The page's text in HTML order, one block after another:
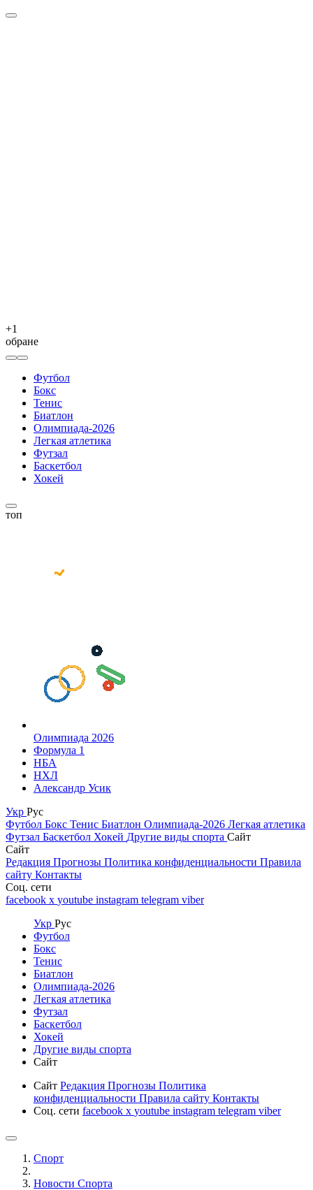
+1
обране
Футбол
Бокс
Тенис
Биатлон
Олимпиада-2026
Легкая атлетика
Футзал
Баскетбол
Хокей
топ
Олимпиада 2026
Формула 1
НБА
НХЛ
Александр Усик
Укр Рус
Футбол Бокс Тенис Биатлон Олимпиада-2026 Легкая атлетика
Футзал Баскетбол Хокей Другие виды спорта Сайт
Сайт
Редакция Прогнозы Политика конфиденциальности Правила
сайту Контакты
Соц. сети
facebook x youtube instagram telegram viber
Укр Рус
Футбол
Бокс
Тенис
Биатлон
Олимпиада-2026
Легкая атлетика
Футзал
Баскетбол
Хокей
Другие виды спорта
Сайт
Сайт Редакция Прогнозы Политика
конфиденциальности Правила сайту Контакты
Соц. сети facebook x youtube instagram telegram viber
Спорт
Новости Cпорта